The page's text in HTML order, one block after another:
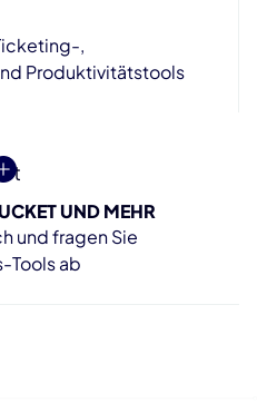
,
Produktivitätstools
UND MEHR
und fragen Sie
Tools ab